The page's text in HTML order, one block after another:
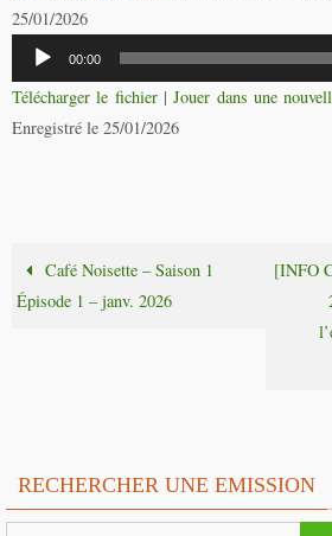
25/01/2026
Lecteur
audio
00:00
Télécharger le fichier|Jouer dans une
Enregistré le 25/01/2026
Café Noisette – Saison 1
Épisode 1 – janv. 2026
[INFO
RECHERCHER UNE EMISSION